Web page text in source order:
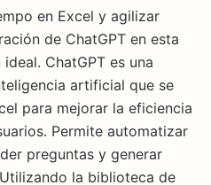
en Excel y agilizar
de ChatGPT en esta
ChatGPT es una
artificial que se
para mejorar la eficiencia
Permite automatizar
preguntas y generar
la biblioteca de